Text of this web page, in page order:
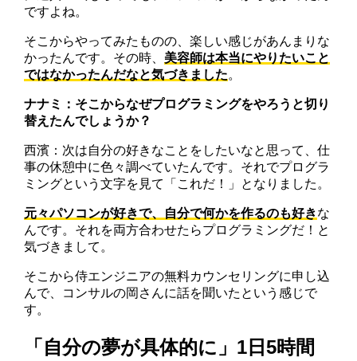
ですよね。
そこからやってみたものの、楽しい感じがあんまりな
かったんです。その時、 美容師は本当にやりたいこと
ではなかったんだなと気づきました。
ナナミ：そこからなぜプログラミングをやろうと切り
替えたんでしょうか？
西濱：次は自分の好きなことをしたいなと思って、仕
事の休憩中に色々調べていたんです。それでプログラ
ミングという文字を見て「これだ！」となりました。
元々パソコンが好きで、自分で何かを作るのも好きな
んです。それを両方合わせたらプログラミングだ！と
気づきまして。
そこから侍エンジニアの無料カウンセリングに申し込
んで、コンサルの岡さんに話を聞いたという感じで
す。
「自分の夢が具体的に」1日5時間